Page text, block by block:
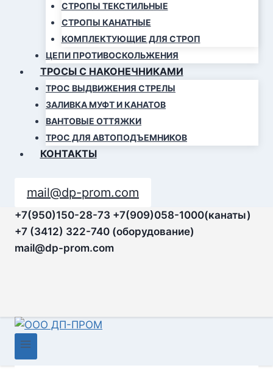
СТРОПЫ ТЕКСТИЛЬНЫЕ
СТРОПЫ КАНАТНЫЕ
КОМПЛЕКТУЮЩИЕ ДЛЯ СТРОП
ЦЕПИ ПРОТИВОСКОЛЬЖЕНИЯ
ТРОСЫ С НАКОНЕЧНИКАМИ
ТРОС ВЫДВИЖЕНИЯ СТРЕЛЫ
ЗАЛИВКА МУФТ И КАНАТОВ
ВАНТОВЫЕ ОТТЯЖКИ
ТРОС ДЛЯ АВТОПОДЪЕМНИКОВ
КОНТАКТЫ
mail@dp-prom.com
+7(950)150-28-73 +7(909)058-1000(канаты)
+7 (3412) 322-740 (оборудование)
mail@dp-prom.com